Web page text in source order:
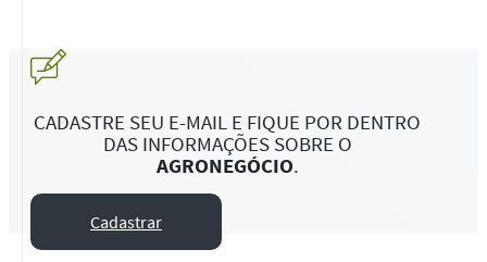
CADASTRE SEU E-MAIL E FIQUE POR DENTRO
DAS INFORMAÇÕES SOBRE O
AGRONEGÓCIO.
Cadastrar